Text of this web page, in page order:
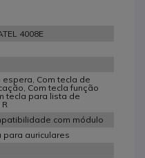
4008E
espera, Com tecla de
Com tecla função
tecla para lista de
com módulo
para auriculares